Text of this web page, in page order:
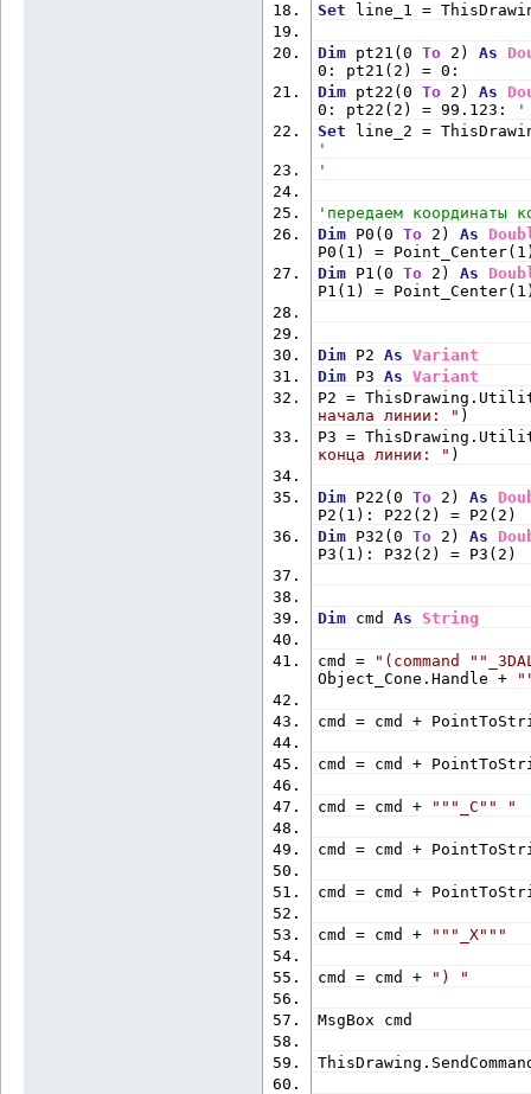
Set line_1 =
Dim pt21(0 To 2) As
0: pt21(2) = 0:
Dim pt22(0 To 2) As
0: pt22(2) = 99.123:
'
Set
'
'
'передаем координаты
Dim P0(0 To 2) As
P0(1) =
Dim P1(0 To 2) As
P1(1) =
Dim P2 As
Variant
Dim P3 As
Variant
P2 =
начала линии: " )
P3 =
конца линии: " )
Dim P22(0 To 2) As
P2(1): P22(2) = P2(2)
Dim P32(0 To 2) As
P3(1): P32(2) = P3(2)
Dim cmd As String
cmd = "(command "
Object_Cone.Handle +
cmd = cmd +
cmd = cmd +
cmd = cmd + "" "_C" " "
cmd = cmd +
cmd = cmd +
cmd = cmd + "" "_X" ""
cmd = cmd + ") "
MsgBox cmd